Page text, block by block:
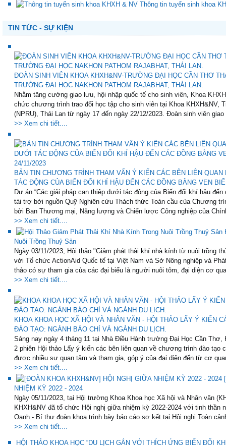
Thông tin tuyển sinh khoa
TIN TỨC - SỰ KIỆN
ĐOÀN SINH VIÊN KHOA KHXH&NV-TRƯỜNG ĐẠI HỌC CẦN THƠ
TRƯỜNG ĐẠI HỌC NAKHON PATHOM RAJABHAT, THÁI LAN.
Nhằm tăng cường giao lưu, hội nhập quốc tế cho sinh viên, Khoa
chức chương trình trao đổi học tập cho sinh viên tại Khoa KHXH&NV,
(NPRU), Thái Lan từ ngày 17 đến ngày 22/12/2023. Đoàn sinh viên
>> Xem chi tiết....
BẢN TIN CHƯƠNG TRÌNH THAM VẤN Ý KIẾN CÁC BÊN LIÊN
TÁC ĐỘNG CỦA BIẾN ĐỔI KHÍ HẬU ĐẾN CÁC ĐỒNG BẰNG VEN
Dự án “Các giải pháp can thiệp dưới tác động của Biến đổi khí hậu
tài trợ bởi nguồn Quỹ Nghiên cứu Thách thức Toàn cầu của Chương
bởi Ban Thương mại, Năng lượng và Chiến lược Công nghiệp của
>> Xem chi tiết....
Nuôi Trồng Thuỷ Sản
Ngày 03/11/2023, Hội thảo "Giảm phát thải khí nhà kính từ nuôi trồng
với Tổ chức ActionAid Quốc tế tại Việt Nam và Sở Nông nghiệp và
thảo có sự tham gia của các đại biểu là người nuôi tôm, đại diện cơ
>> Xem chi tiết....
KHOA KHOA HỌC XÃ HỘI VÀ NHÂN VĂN - HỘI THẢO LẤY Ý KIẾN
ĐÀO TẠO: NGÀNH BÁO CHÍ VÀ NGÀNH DU LỊCH.
Sáng nay ngày 4 tháng 11 tại Nhà Điều Hành trường Đại Học Cần
2 phiên Hội thảo Lấy ý kiến các bên liên quan về chương trình đào tạo
được nhiều sự quan tâm và tham gia, góp ý của đại diện đến từ cơ
>> Xem chi tiết....
NHIỆM KỲ 2022 - 2024
Ngày 05/11/2023, tại Hội trường Khoa Khoa học Xã hội và Nhân văn
KHXH&NV đã tổ chức Hội nghị giữa nhiệm kỳ 2022-2024 với tinh
Oanh - Bí thư đoàn khoa trình bày báo cáo sơ kết tại Hội nghị Toàn
>> Xem chi tiết....
HỘI THẢO KHOA HỌC “DU LỊCH GẮN VỚI THÍCH ỨNG BIẾN ĐỔI